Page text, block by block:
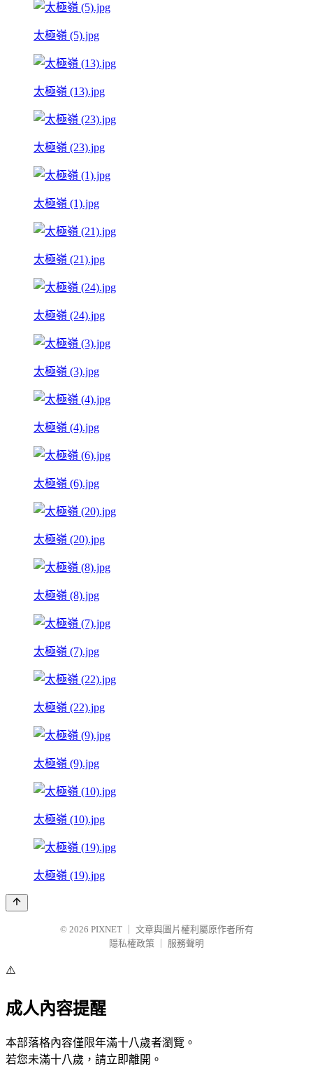
太極嶺 (5).jpg
太極嶺 (13).jpg
太極嶺 (23).jpg
太極嶺 (1).jpg
太極嶺 (21).jpg
太極嶺 (24).jpg
太極嶺 (3).jpg
太極嶺 (4).jpg
太極嶺 (6).jpg
太極嶺 (20).jpg
太極嶺 (8).jpg
太極嶺 (7).jpg
太極嶺 (22).jpg
太極嶺 (9).jpg
太極嶺 (10).jpg
太極嶺 (19).jpg
© 2026 PIXNET
文章與圖片權利屬原作者所有
隱私權政策
服務聲明
⚠️
成人內容提醒
本部落格內容僅限年滿十八歲者瀏覽。
若您未滿十八歲，請立即離開。